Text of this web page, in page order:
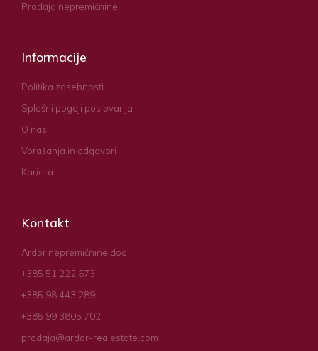
Prodaja nepremičnine
Informacije
Politika zasebnosti
Splošni pogoji poslovanja
O nas
Vprašanja in odgovori
Kariera
Kontakt
Ardor nepremičnine doo
+385 51 222 673
+385 98 443 289
+385 99 3805 702
prodaja@ardor-realestate.com